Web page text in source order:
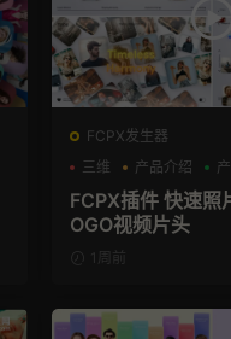
FCPX发生器
三维
产品介绍
FCPX插件 快速照
OGO视频片头
1周前